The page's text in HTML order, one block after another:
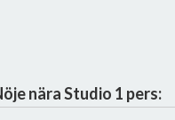
nära Studio 1 pers: